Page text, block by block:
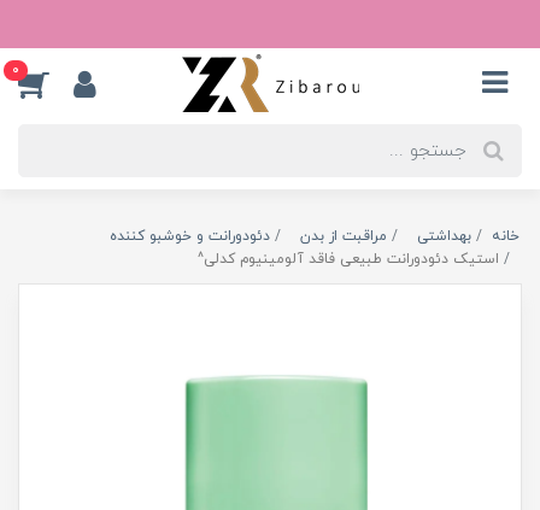
0
خانه بهداشتی مراقبت از بدن
دئودورانت و خوشبو کننده
استیک دئودورانت طبیعی فاقد آلومینیوم کدلی^